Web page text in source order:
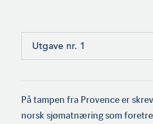
Utgave nr. 1
På tampen fra Provence er
norsk sjømatnæring som